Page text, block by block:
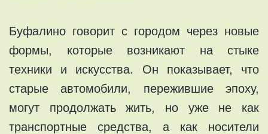
Буфалино говорит с городом через новые
формы, которые возникают на стыке
техники и искусства. Он показывает, что
старые автомобили, пережившие эпоху,
могут продолжать жить, но уже не как
транспортные средства, а как носители